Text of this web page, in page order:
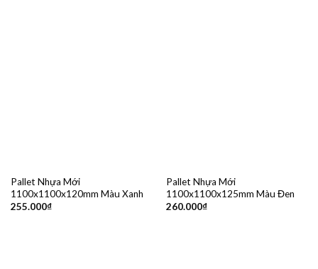
Pallet Nhựa Mới
1100x1100x120mm Màu Xanh
255.000₫
Pallet Nhựa Mới
1100x1100x125mm Màu Đen
260.000₫